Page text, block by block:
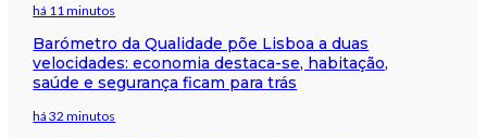
há 11 minutos
Barómetro da Qualidade põe Lisboa a duas
velocidades: economia destaca-se, habitação,
saúde e segurança ficam para trás
há 32 minutos